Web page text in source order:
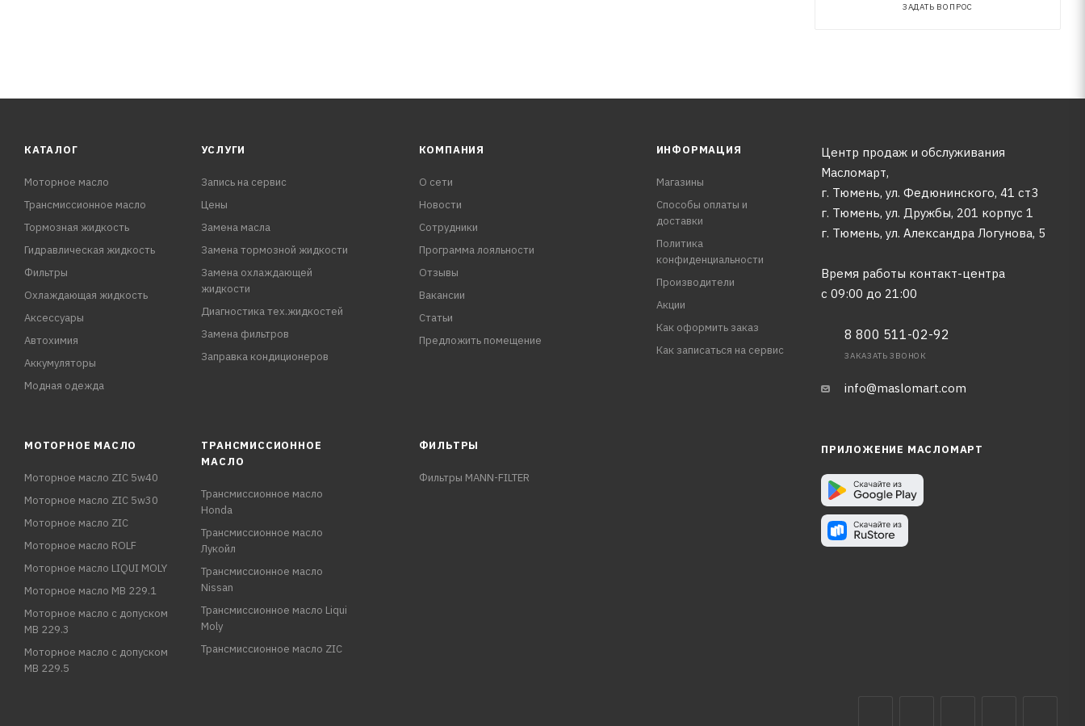
ЗАДАТЬ ВОПРОС
КАТАЛОГ
Моторное масло
Трансмиссионное масло
Тормозная жидкость
Гидравлическая жидкость
Фильтры
Охлаждающая жидкость
Аксессуары
Автохимия
Аккумуляторы
Модная одежда
УСЛУГИ
Запись на сервис
Цены
Замена масла
Замена тормозной жидкости
Замена охлаждающей
жидкости
Диагностика тех.жидкостей
Замена фильтров
Заправка кондиционеров
КОМПАНИЯ
О сети
Новости
Сотрудники
Программа лояльности
Отзывы
Вакансии
Статьи
Предложить помещение
ИНФОРМАЦИЯ
Магазины
Способы оплаты и
доставки
Политика
конфиденциальности
Производители
Акции
Как оформить заказ
Как записаться на сервис
Центр продаж и обслуживания
Масломарт,
г. Тюмень, ул. Федюнинского, 41 ст3
г. Тюмень, ул. Дружбы, 201 корпус 1
г. Тюмень, ул. Александра Логунова, 5
Время работы контакт-центра
с 09:00 до 21:00
8 800 511-02-92
ЗАКАЗАТЬ ЗВОНОК
info@maslomart.com
МОТОРНОЕ МАСЛО
Моторное масло ZIC 5w40
Моторное масло ZIC 5w30
Моторное масло ZIC
Моторное масло ROLF
Моторное масло LIQUI MOLY
Моторное масло MB 229.1
Моторное масло с допуском
MB 229.3
Моторное масло с допуском
MB 229.5
ТРАНСМИССИОННОЕ
МАСЛО
Трансмиссионное масло
Honda
Трансмиссионное масло
Лукойл
Трансмиссионное масло
Nissan
Трансмиссионное масло Liqui
Moly
Трансмиссионное масло ZIC
ФИЛЬТРЫ
Фильтры MANN-FILTER
ПРИЛОЖЕНИЕ МАСЛОМАРТ